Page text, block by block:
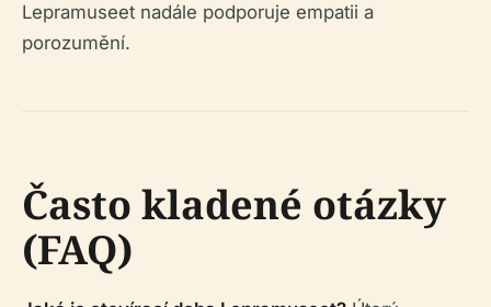
Lepramuseet nadále podporuje empatii a
porozumění.
Často kladené otázky
(FAQ)